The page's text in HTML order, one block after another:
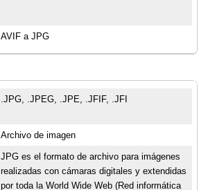
AVIF a JPG
.JPG, .JPEG, .JPE, .JFIF, .JFI
Archivo de imagen
JPG es el formato de archivo para imágenes
realizadas con cámaras digitales y extendidas
por toda la World Wide Web (Red informática